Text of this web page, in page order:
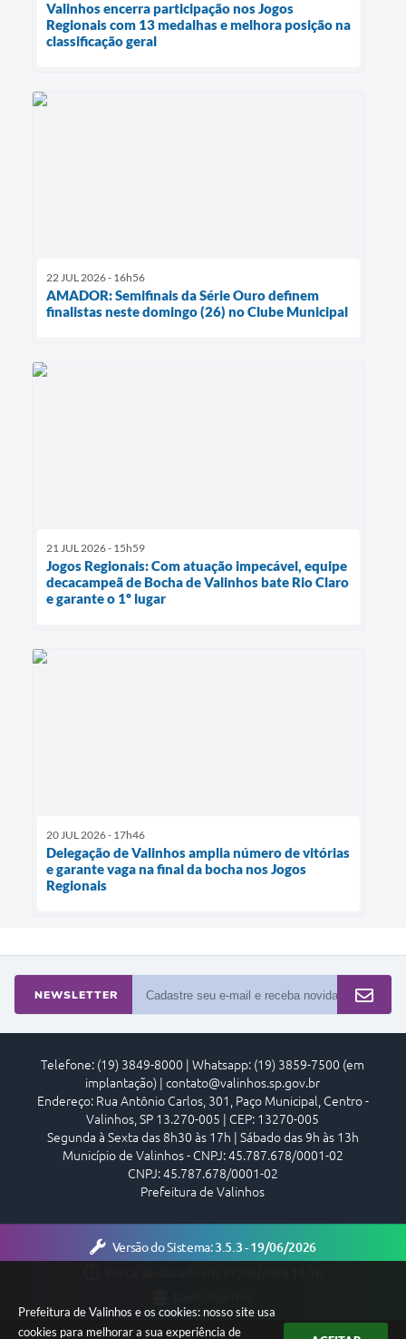
Prefeitura de Valinhos e os cookies: nosso site usa
cookies para melhorar a sua experiência de
Valinhos encerra participação nos Jogos
Regionais com 13 medalhas e melhora posição na
classificação geral
22 JUL 2026 - 16h56
AMADOR: Semifinais da Série Ouro definem
finalistas neste domingo (26) no Clube Municipal
21 JUL 2026 - 15h59
Jogos Regionais: Com atuação impecável, equipe
decacampeã de Bocha de Valinhos bate Rio Claro
e garante o 1º lugar
20 JUL 2026 - 17h46
Delegação de Valinhos amplia número de vitórias
e garante vaga na final da bocha nos Jogos
Regionais
NEWSLETTER
Telefone: (19) 3849-8000 | Whatsapp: (19) 3859-7500 (em
implantação) | contato@valinhos.sp.gov.br
Endereço: Rua Antônio Carlos, 301, Paço Municipal, Centro -
Valinhos, SP 13.270-005 | CEP: 13270-005
Segunda à Sexta das 8h30 às 17h | Sábado das 9h às 13h
Município de Valinhos - CNPJ: 45.787.678/0001-02
CNPJ: 45.787.678/0001-02
Prefeitura de Valinhos
Versão do Sistema:3.5.3 - 19/06/2026